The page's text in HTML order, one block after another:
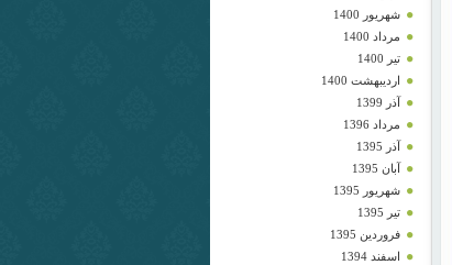
شهریور 1400
مرداد 1400
تیر 1400
اردیبهشت 1400
آذر 1399
مرداد 1396
آذر 1395
آبان 1395
شهریور 1395
تیر 1395
فروردین 1395
اسفند 1394